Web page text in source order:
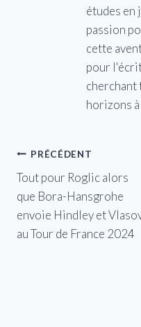
études en
passion
cette
pour
cherchant
horizons
Navigation
de
l’article
PRÉCÉDENT
Tout pour Roglic alors
que Bora-Hansgrohe
envoie Hindley et
au Tour de France 2024